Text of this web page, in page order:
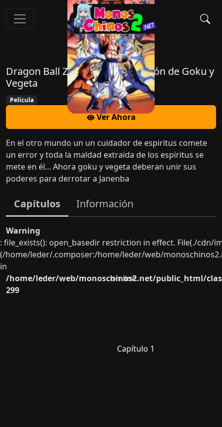
Dragon Ball Z Pelicula 12: La fusión de Goku y
Vegeta
Película
Ver Ahora
En el otro mundo un un cuidador de espiritus comete
un error y toda la maldad extraida de los espiritus se
mete en él... Ahora goku y vegeta deberan unir sus
poderes para derrotar a Janenba
Capítulos Información
Warning
: file_exists(): open_basedir restriction in effect. File(./
(/home/leder/.composer:/home/leder/web/
in
/home/leder/web/monoschinos2.net/public_html/
on line
299
Capítulo 1